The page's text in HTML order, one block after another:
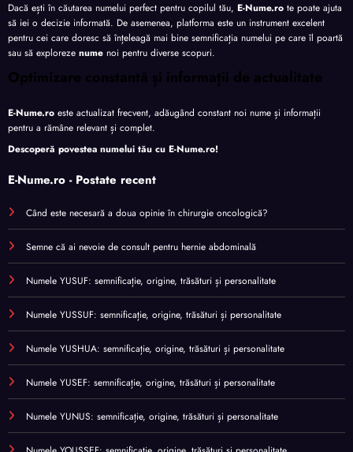
Dacă ești în căutarea numelui perfect pentru copilul tău, E-Nume.ro te poate ajuta
să iei o decizie informată. De asemenea, platforma este un instrument excelent
pentru cei care doresc să înțeleagă mai bine semnificația numelui pe care îl poartă
sau să exploreze nume noi pentru diverse scopuri.
Optimizare constantă și informații de actualitate
E-Nume.ro este actualizat frecvent, adăugând constant noi nume și informații
pentru a rămâne relevant și complet.
Descoperă povestea numelui tău cu E-Nume.ro!
E-Nume.ro - Postate recent
Când este necesară a doua opinie în chirurgie oncologică?
Semne că ai nevoie de consult pentru hernie abdominală
Numele YUSUF: semnificație, origine, trăsături și personalitate
Numele YUSSUF: semnificație, origine, trăsături și personalitate
Numele YUSHUA: semnificație, origine, trăsături și personalitate
Numele YUSEF: semnificație, origine, trăsături și personalitate
Numele YUNUS: semnificație, origine, trăsături și personalitate